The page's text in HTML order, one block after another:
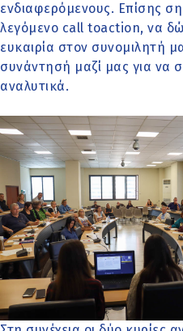
ενδιαφερόμενους. Επίσης
λεγόμενο call toaction, να
ευκαιρία στον συνομιλητή
συνάντησή μαζί μας για να
αναλυτικά.